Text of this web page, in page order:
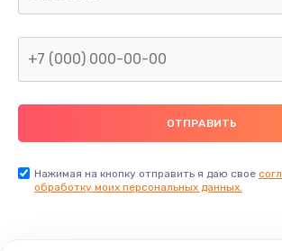
Ремонт капиллярной
400 руб.
Заказать
Нажимая на кнопку отправить я даю свое
обработку моих персональных данных.